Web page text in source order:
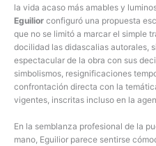
la vida acaso más amables y
Eguilior configuró una propuesta
que no se limitó a marcar el simple
docilidad las didascalias autorales,
espectacular de la obra con sus
simbolismos, resignificaciones
confrontación directa con la
vigentes, inscritas incluso en la
En la semblanza profesional de la
mano, Eguilior parece sentirse